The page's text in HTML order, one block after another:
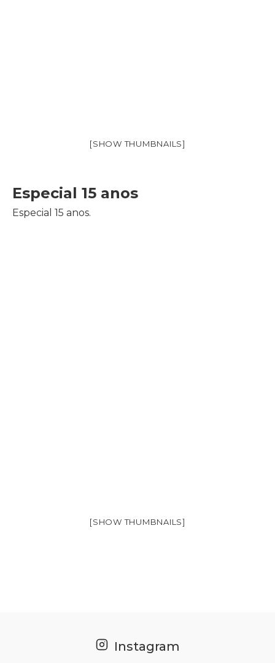
[SHOW THUMBNAILS]
Especial 15 anos
Especial 15 anos.
[SHOW THUMBNAILS]
Instagram